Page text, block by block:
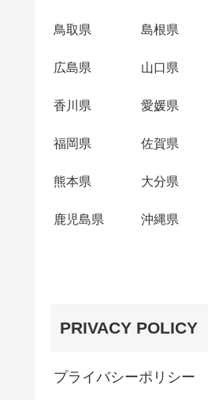
鳥取県 島根県
広島県 山口県
香川県 愛媛県
福岡県 佐賀県
熊本県 大分県
鹿児島県 沖縄県
PRIVACY POLICY
プライバシーポリシー